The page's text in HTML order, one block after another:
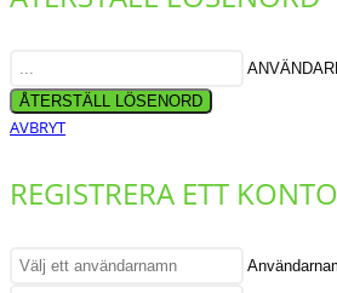
AVBRYT
REGISTRERA ETT KONTO